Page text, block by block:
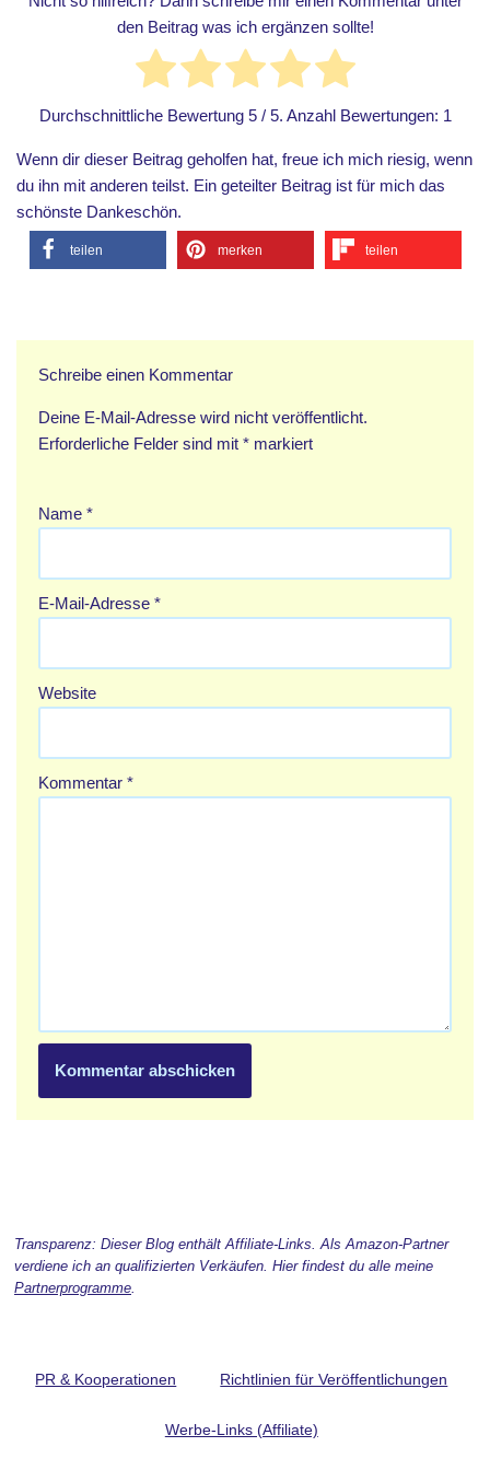
den Beitrag was ich ergänzen sollte!
Durchschnittliche Bewertung 5/ 5. Anzahl Bewertungen: 1
Wenn dir dieser Beitrag geholfen hat, freue ich mich riesig, wenn
du ihn mit anderen teilst. Ein geteilter Beitrag ist für mich das
schönste Dankeschön.
teilen merken teilen
Schreibe einen Kommentar
Deine E-Mail-Adresse wird nicht veröffentlicht.
Erforderliche Felder sind mit * markiert
Name *
E-Mail-Adresse *
Website
Kommentar *
Transparenz: Dieser Blog enthält Affiliate-Links. Als Amazon-Partner
verdiene ich an qualifizierten Verkäufen. Hier findest du alle meine
Partnerprogramme.
PR & Kooperationen Richtlinien für Veröffentlichungen
Werbe-Links (Affiliate)